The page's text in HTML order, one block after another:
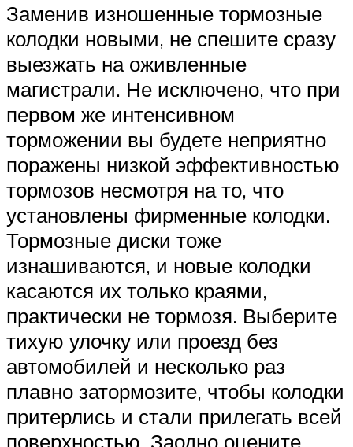
Заменив изношенные тормозные
колодки новыми, не спешите сразу
выезжать на оживленные
магистрали. Не исключено, что при
первом же интенсивном
торможении вы будете неприятно
поражены низкой эффективностью
тормозов несмотря на то, что
установлены фирменные колодки.
Тормозные диски тоже
изнашиваются, и новые колодки
касаются их только краями,
практически не тормозя. Выберите
тихую улочку или проезд без
автомобилей и несколько раз
плавно затормозите, чтобы колодки
притерлись и стали прилегать всей
поверхностью. Заодно оцените